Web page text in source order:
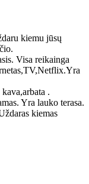
kiemu jūsų
Visa reikainga
.
Yra lauko terasa.
kiemas